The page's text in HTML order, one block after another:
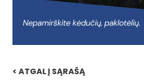
< ATGAL Į SĄRAŠĄ